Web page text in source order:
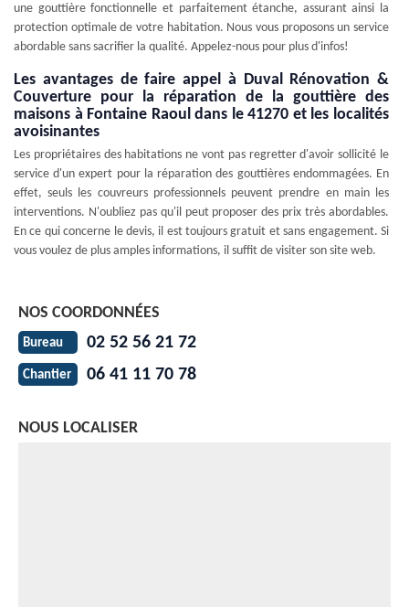
une gouttière fonctionnelle et parfaitement étanche, assurant ainsi la
protection optimale de votre habitation. Nous vous proposons un service
abordable sans sacrifier la qualité. Appelez-nous pour plus d'infos!
Les avantages de faire appel à Duval Rénovation &
Couverture pour la réparation de la gouttière des
maisons à Fontaine Raoul dans le 41270 et les localités
avoisinantes
Les propriétaires des habitations ne vont pas regretter d'avoir sollicité le
service d'un expert pour la réparation des gouttières endommagées. En
effet, seuls les couvreurs professionnels peuvent prendre en main les
interventions. N'oubliez pas qu'il peut proposer des prix très abordables.
En ce qui concerne le devis, il est toujours gratuit et sans engagement. Si
vous voulez de plus amples informations, il suffit de visiter son site web.
NOS COORDONNÉES
Bureau 02 52 56 21 72
Chantier 06 41 11 70 78
NOUS LOCALISER